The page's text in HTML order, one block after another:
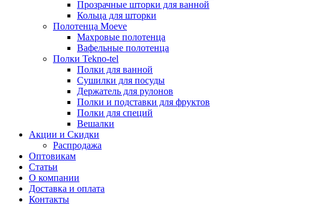
Прозрачные шторки для ванной
Кольца для шторки
Полотенца Moeve
Махровые полотенца
Вафельные полотенца
Полки Tekno-tel
Полки для ванной
Сушилки для посуды
Держатель для рулонов
Полки и подставки для фруктов
Полки для специй
Вешалки
Акции и Скидки
Распродажа
Оптовикам
Статьи
О компании
Доставка и оплата
Контакты